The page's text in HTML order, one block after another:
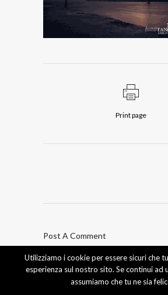
Print page
Post A Comment
Devi essereconnessoper inviare
Utilizziamo i cookie per essere sicuri che
esperienza sul nostro sito. Se continui ad
assumiamo che tu ne sia